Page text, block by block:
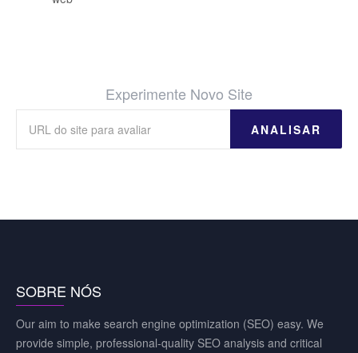
Experimente Novo Site
ANALISAR
SOBRE NÓS
Our aim to make search engine optimization (SEO) easy. We
provide simple, professional-quality SEO analysis and critical